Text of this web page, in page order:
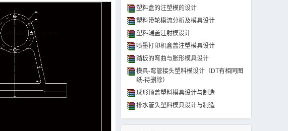
塑料盒的注塑模的设计
塑料带轮模流分析及模具设计
塑料端盖注射模设计
喷墨打印机盒盖注塑模具设计
踏板的弯曲与胀形模具设计
模具-弯管接头塑料模设计（DT有相同图
纸-待删除）
球形顶盖塑料模具设计与制造
排水管头塑料模具设计与制造